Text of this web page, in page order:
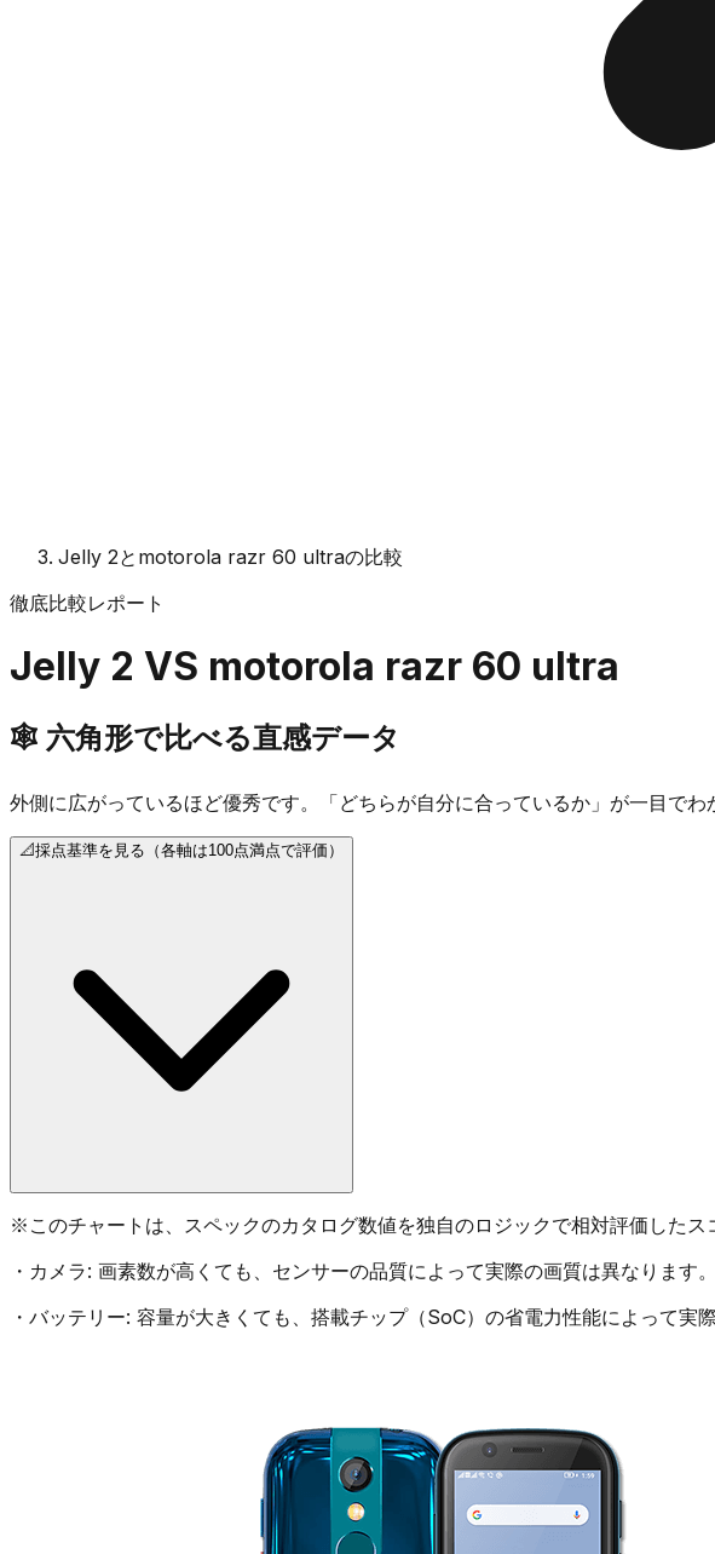
Jelly 2とmotorola razr 60 ultraの比較
徹底比較レポート
Jelly 2 VS motorola razr 60 ultra
🕸️ 六角形で比べる直感データ
外側に広がっているほど優秀です。「どちらが自分に合っているか」が一目でわ
📐採点基準を見る（各軸は100点満点で評価）
※ このチャートは、スペックのカタログ数値を独自のロジックで相対評価した
・ カメラ: 画素数が高くても、センサーの品質によって実際の画質は異なります。
・ バッテリー: 容量が大きくても、搭載チップ（SoC）の省電力性能によって実